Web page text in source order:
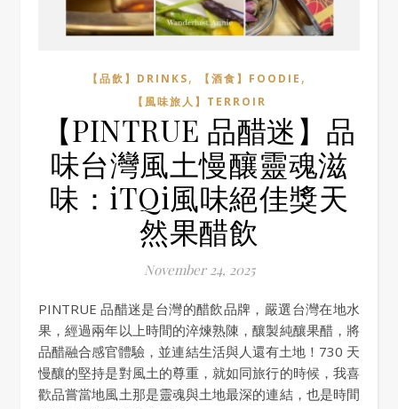
【品飲】DRINKS, 【酒食】FOODIE ,
【風味旅人】TERROIR
【PINTRUE 品醋迷】品
味台灣風土慢釀靈魂滋
味：iTQi風味絕佳獎天
然果醋飲
November 24, 2025
PINTRUE 品醋迷是台灣的醋飲品牌，嚴選台灣在地水
果，經過兩年以上時間的淬煉熟陳，釀製純釀果醋，將
品醋融合感官體驗，並連結生活與人還有土地！730 天
慢釀的堅持是對風土的尊重，就如同旅行的時候，我喜
歡品嘗當地風土那是靈魂與土地最深的連結，也是時間